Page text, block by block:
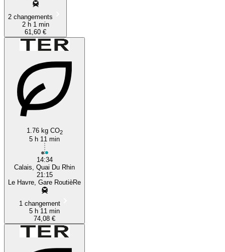
2 changements
2 h 1 min
61,60 €
1.76 kg CO2
5 h 11 min
14:34
Calais, Quai Du Rhin
21:15
Le Havre, Gare RoutièRe
1 changement
5 h 11 min
74,08 €